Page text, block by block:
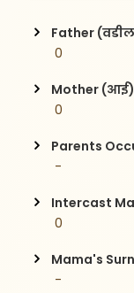
Father
0
Mother
0
Parents
-
Intercast
0
Mama's
-